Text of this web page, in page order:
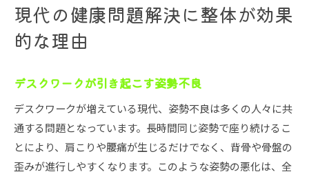
現代の健康問題解決に整体が効果
的な理由
デスクワークが引き起こす姿勢不良
デスクワークが増えている現代、姿勢不良は多くの人々に共
通する問題となっています。長時間同じ姿勢で座り続けるこ
とにより、肩こりや腰痛が生じるだけでなく、背骨や骨盤の
歪みが進行しやすくなります。このような姿勢の悪化は、全